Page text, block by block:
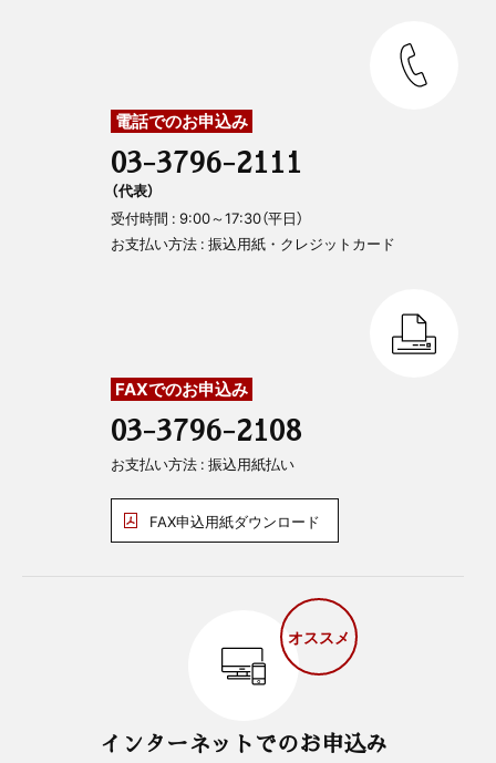
電話でのお申込み
03-3796-2111
（代表）
受付時間 : 9:00～17:30（平日）
お支払い方法 : 振込用紙・クレジットカード
FAXでのお申込み
03-3796-2108
お支払い方法 : 振込用紙払い
FAX申込用紙ダウンロード
オススメ
インターネットでのお申込み